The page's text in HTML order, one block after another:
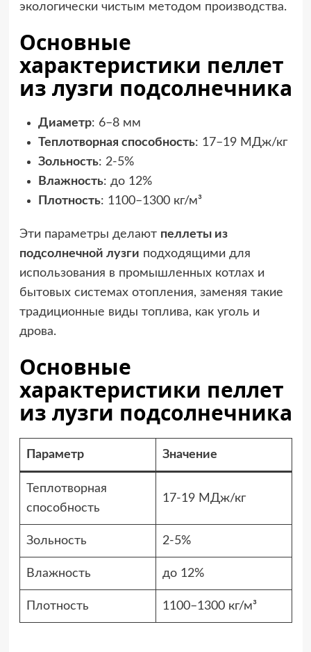
экологически чистым методом производства.
Основные
характеристики пеллет
из лузги подсолнечника
Диаметр: 6–8 мм
Теплотворная способность: 17–19 МДж/кг
Зольность: 2-5%
Влажность: до 12%
Плотность: 1100–1300 кг/м³
Эти параметры делают пеллеты из
подсолнечной лузги подходящими для
использования в промышленных котлах и
бытовых системах отопления, заменяя такие
традиционные виды топлива, как уголь и
дрова.
Основные
характеристики пеллет
из лузги подсолнечника
Параметр Значение
Теплотворная
способность
17-19 МДж/кг
Зольность 2-5%
Влажность до 12%
Плотность 1100–1300 кг/м³